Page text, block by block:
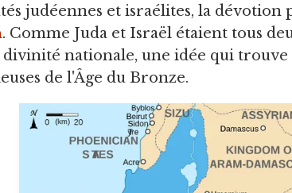
judéennes et israélites, la
. Comme Juda et Israël étaient tous
divinité nationale, une idée qui trouve
de l'Âge du Bronze.